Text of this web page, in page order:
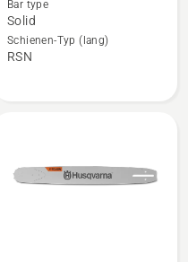
Husqvarna
Schiene
Bar type
Solid
Schienen-Typ (lang)
RSN